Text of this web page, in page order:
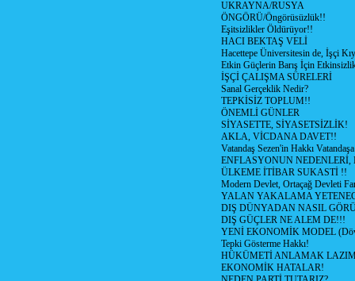
UKRAYNA/RUSYA
ÖNGÖRÜ/Öngörüsüzlük!!
Eşitsizlikler Öldürüyor!!
HACI BEKTAŞ VELİ
Hacettepe Üniversitesin de, İşçi
Etkin Güçlerin Barış İçin
İŞÇİ ÇALIŞMA SÜRELERİ
Sanal Gerçeklik Nedir?
TEPKİSİZ TOPLUM!!
ÖNEMLİ GÜNLER
SİYASETTE, SİYASETSİZLİK!
AKLA, VİCDANA DAVET!!
Vatandaş Sezen'in Hakkı
ENFLASYONUN NEDENLERİ,
ÜLKEME İTİBAR SUKASTİ !!
Modern Devlet, Ortaçağ Devleti
YALAN YAKALAMA
DIŞ DÜNYADAN NASIL
DIŞ GÜÇLER NE ALEM DE!!!
YENİ EKONOMİK MODEL
Tepki Gösterme Hakkı!
HÜKÜMETİ ANLAMAK
EKONOMİK HATALAR!